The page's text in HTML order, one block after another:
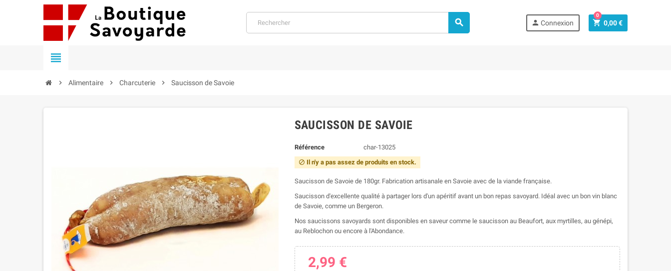
  Connexion  0,00 €
0

 Alimentaire  Charcuterie  Saucisson de Savoie
SAUCISSON DE SAVOIE
Référence char-13025
 Il n'y a pas assez de produits en stock.
Saucisson de Savoie de 180gr. Fabrication artisanale en Savoie avec de la viande française.
Saucisson d'excellente qualité à partager lors d'un apéritif avant un bon repas savoyard. Idéal avec un bon vin blanc
de Savoie, comme un Bergeron.
Nos saucissons savoyards sont disponibles en saveur comme le saucisson au Beaufort, aux myrtilles, au génépi,
au Reblochon ou encore à l'Abondance.
2,99 €